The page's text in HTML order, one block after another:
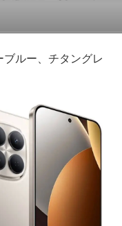
ルー、チタングレ